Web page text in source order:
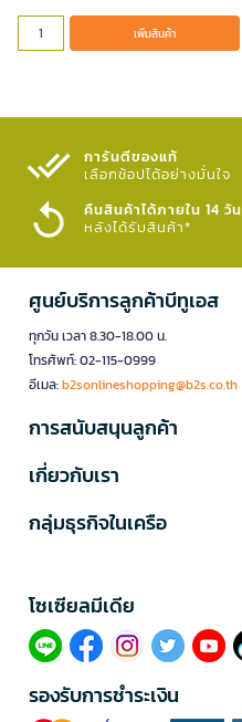
เพิ่มสินค้า
การันตีของแท้
เลือกช้อปได้อย่างมั่นใจ​
คืนสินค้าได้ภายใน 14 วัน
หลังได้รับสินค้า*
ศูนย์บริการลูกค้าบีทูเอส
ทุกวัน เวลา 8.30-18.00 น.
โทรศัพท์: 02-115-0999
อีเมล:b2sonlineshopping@b2s.co.th
การสนับสนุนลูกค้า
เกี่ยวกับเรา
กลุ่มธุรกิจในเครือ
โซเซียลมีเดีย​
รองรับการชำระเงิน